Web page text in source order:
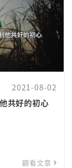
2021-08-02
共好的初心
觀看文章